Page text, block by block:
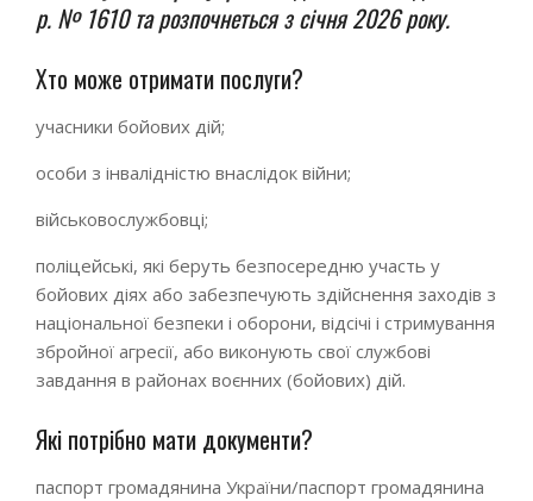
р. № 1610 та розпочнеться з січня 2026 року.
Хто може отримати послуги?
учасники бойових дій;
особи з інвалідністю внаслідок війни;
військовослужбовці;
поліцейські, які беруть безпосередню участь у
бойових діях або забезпечують здійснення заходів з
національної безпеки і оборони, відсічі і стримування
збройної агресії, або виконують свої службові
завдання в районах воєнних (бойових) дій.
Які потрібно мати документи?
паспорт громадянина України/паспорт громадянина